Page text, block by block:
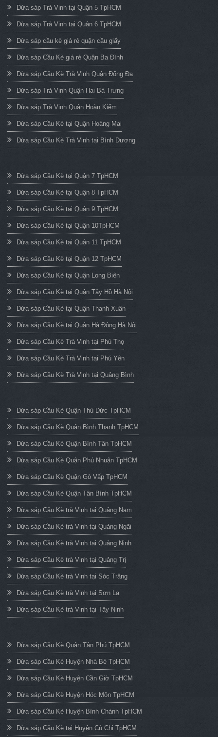
Dừa sáp Trà Vinh tại Quận 5 TpHCM
Dừa sáp Trà Vinh tại Quận 6 TpHCM
Dừa sáp cầu kè giá rẻ quận cầu giấy
Dừa sáp Cầu Kè giá rẻ Quận Ba Đình
Dừa sáp Cầu Kè Trà Vinh Quận Đống Đa
Dừa sáp Trà Vinh Quận Hai Bà Trưng
Dừa sáp Trà Vinh Quận Hoàn Kiếm
Dừa sáp Cầu Kè tại Quận Hoàng Mai
Dừa sáp Cầu Kè Trà Vinh tại Bình Dương
Dừa sáp Cầu Kè tại Quận 7 TpHCM
Dừa sáp Cầu Kè tại Quận 8 TpHCM
Dừa sáp Cầu Kè tại Quận 9 TpHCM
Dừa sáp Cầu Kè tại Quận 10TpHCM
Dừa sáp Cầu Kè tại Quận 11 TpHCM
Dừa sáp Cầu Kè tại Quận 12 TpHCM
Dừa sáp Cầu Kè tại Quận Long Biên
Dừa sáp Cầu Kè tại Quận Tây Hồ Hà Nội
Dừa sáp Cầu Kè tại Quận Thanh Xuân
Dừa sáp Cầu Kè tại Quận Hà Đông Hà Nội
Dừa sáp Cầu Kè Trà Vinh tại Phú Thọ
Dừa sáp Cầu Kè Trà Vinh tại Phú Yên
Dừa sáp Cầu Kè Trà Vinh tại Quảng Bình
Dừa sáp Cầu Kè Quận Thủ Đức TpHCM
Dừa sáp Cầu Kè Quận Bình Thạnh TpHCM
Dừa sáp Cầu Kè Quận Bình Tân TpHCM
Dừa sáp Cầu Kè Quận Phú Nhuận TpHCM
Dừa sáp Cầu Kè Quận Gò Vấp TpHCM
Dừa sáp Cầu Kè Quận Tân Bình TpHCM
Dừa sáp Cầu Kè trà Vinh tại Quảng Nam
Dừa sáp Cầu Kè trà Vinh tại Quảng Ngãi
Dừa sáp Cầu Kè trà Vinh tại Quảng Ninh
Dừa sáp Cầu Kè trà Vinh tại Quảng Trị
Dừa sáp Cầu Kè trà Vinh tại Sóc Trăng
Dừa sáp Cầu Kè trà Vinh tại Sơn La
Dừa sáp Cầu Kè trà Vinh tại Tây Ninh
Dừa sáp Cầu Kè Quận Tân Phú TpHCM
Dừa sáp Cầu Kè Huyện Nhà Bè TpHCM
Dừa sáp Cầu Kè Huyện Cần Giờ TpHCM
Dừa sáp Cầu Kè Huyện Hóc Môn TpHCM
Dừa sáp Cầu Kè Huyện Bình Chánh TpHCM
Dừa sáp Cầu Kè tại Huyện Củ Chi TpHCM